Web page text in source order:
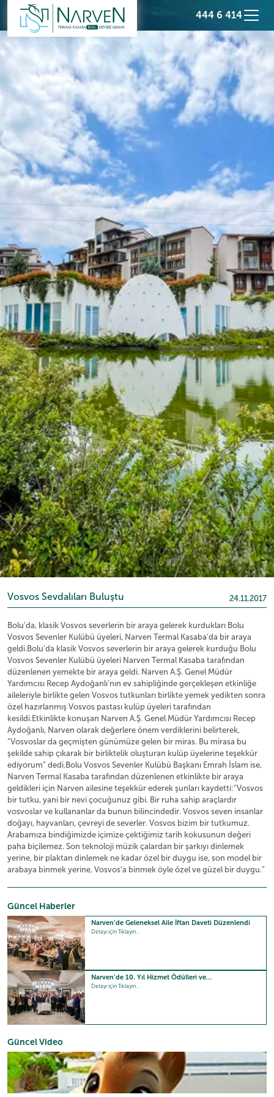
444 6 414
Güncel Haberler
Narven’de Geleneksel Aile İftarı Daveti Düzenlendi
Detayı için Tıklayın...
Narven’de 10. Yıl Hizmet Ödülleri ve…
Detayı için Tıklayın...
Güncel Video
Vosvos Sevdalıları Buluştu 24.11.2017
Bolu’da, klasik Vosvos severlerin bir araya gelerek kurdukları Bolu
Vosvos Sevenler Kulübü üyeleri, Narven Termal Kasaba’da bir araya
geldi.Bolu’da klasik Vosvos severlerin bir araya gelerek kurduğu Bolu
Vosvos Sevenler Kulübü üyeleri Narven Termal Kasaba tarafından
düzenlenen yemekte bir araya geldi. Narven A.Ş. Genel Müdür
Yardımcısı Recep Aydoğanlı’nın ev sahipliğinde gerçekleşen etkinliğe
aileleriyle birlikte gelen Vosvos tutkunları birlikte yemek yedikten sonra
özel hazırlanmış Vosvos pastası kulüp üyeleri tarafından
kesildi.Etkinlikte konuşan Narven A.Ş. Genel Müdür Yardımcısı Recep
Aydoğanlı, Narven olarak değerlere önem verdiklerini belirterek,
“Vosvoslar da geçmişten günümüze gelen bir miras. Bu mirasa bu
şekilde sahip çıkarak bir birliktelik oluşturan kulüp üyelerine teşekkür
ediyorum” dedi.Bolu Vosvos Sevenler Kulübü Başkanı Emrah İslam ise,
Narven Termal Kasaba tarafından düzenlenen etkinlikte bir araya
geldikleri için Narven ailesine teşekkür ederek şunları kaydetti:“Vosvos
bir tutku, yani bir nevi çocuğunuz gibi. Bir ruha sahip araçlardır
vosvoslar ve kullananlar da bunun bilincindedir. Vosvos seven insanlar
doğayı, hayvanları, çevreyi de severler. Vosvos bizim bir tutkumuz.
Arabamıza bindiğimizde içimize çektiğimiz tarih kokusunun değeri
paha biçilemez. Son teknoloji müzik çalardan bir şarkıyı dinlemek
yerine, bir plaktan dinlemek ne kadar özel bir duygu ise, son model bir
arabaya binmek yerine, Vosvos’a binmek öyle özel ve güzel bir duygu.”